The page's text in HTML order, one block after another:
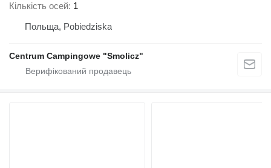
Кількість осей 1
Польща, Pobiedziska
Centrum Campingowe "Smolicz"